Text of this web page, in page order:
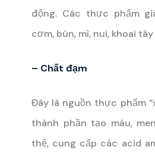
động. Các thực phẩm
cơm, bún, mì, nui, khoai
– Chất đạm
Đây là nguồn thực phẩm
thành phần tạo máu,
thể, cung cấp các acid